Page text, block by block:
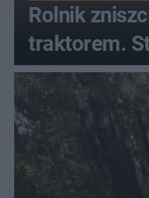
Rolnik
traktorem.